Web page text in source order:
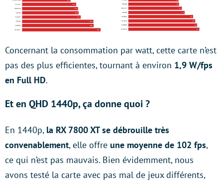
Concernant la consommation par watt, cette carte n’est
pas des plus efficientes, tournant à environ 1,9 W/fps
en Full HD.
Et en QHD 1440p, ça donne quoi ?
En 1440p, la RX 7800 XT se débrouille très
convenablement, elle offre une moyenne de 102 fps,
ce qui n’est pas mauvais. Bien évidemment, nous
avons testé la carte avec pas mal de jeux différents,